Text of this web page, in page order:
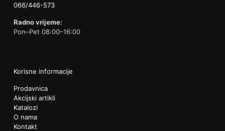
066/446-573
Radno vrijeme:
Pon–Pet 08:00–16:00
Korisne informacije
Prodavnica
Akcijski artikli
Katalozi
O nama
Kontakt